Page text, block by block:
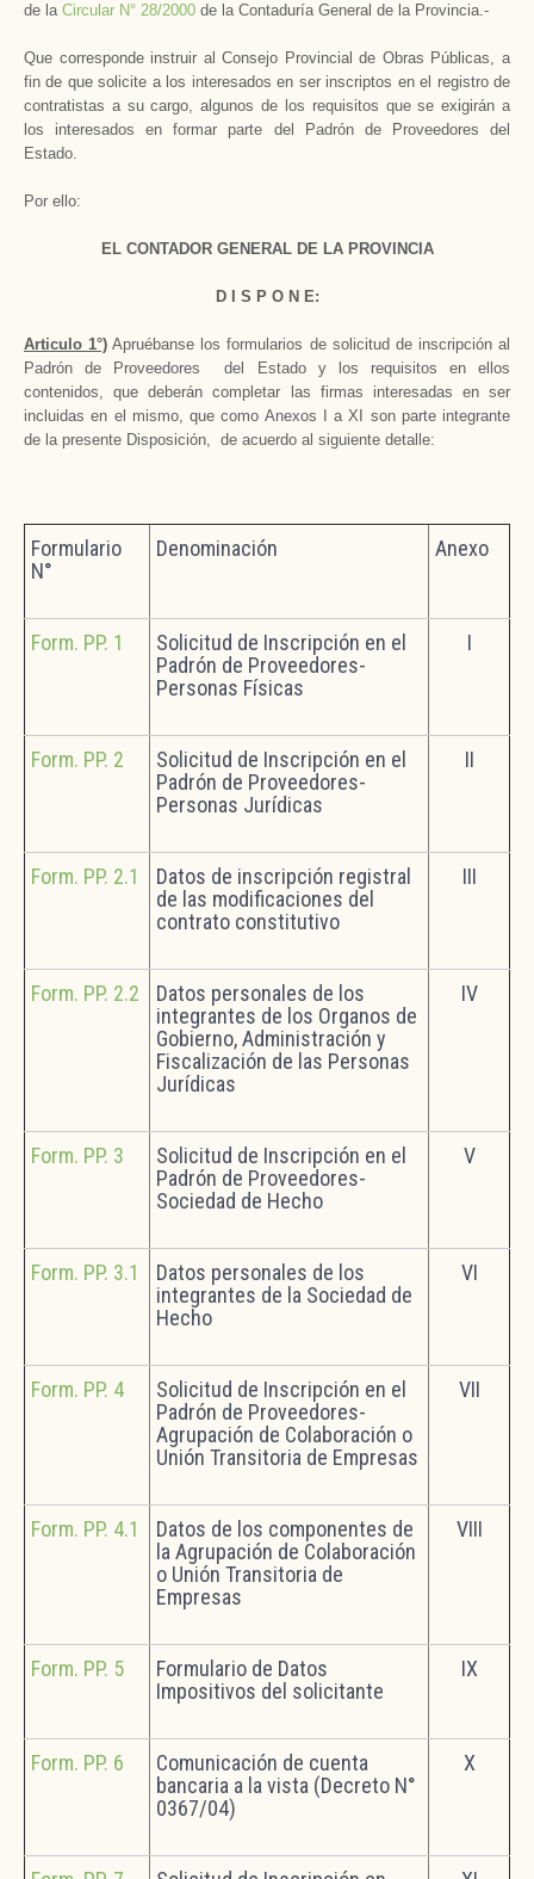
de la Circular N° 28/2000 de la Contaduría General de la Provincia.-
Que corresponde instruir al Consejo Provincial de Obras Públicas, a
fin de que solicite a los interesados en ser inscriptos en el registro de
contratistas a su cargo, algunos de los requisitos que se exigirán a
los interesados en formar parte del Padrón de Proveedores del
Estado.
Por ello:
EL CONTADOR GENERAL DE LA PROVINCIA
D I S P O N E:
Articulo 1°) Apruébanse los formularios de solicitud de inscripción al
Padrón de Proveedores del Estado y los requisitos en ellos
contenidos, que deberán completar las firmas interesadas en ser
incluidas en el mismo, que como Anexos I a XI son parte integrante
de la presente Disposición, de acuerdo al siguiente detalle:
Formulario
N°
Denominación Anexo
Form. PP. 1
Solicitud de Inscripción en el
Padrón de Proveedores-
Personas Físicas
I
Form. PP. 2
Solicitud de Inscripción en el
Padrón de Proveedores-
Personas Jurídicas
II
Form. PP. 2.1
Datos de inscripción registral
de las modificaciones del
contrato constitutivo
III
Form. PP. 2.2
Datos personales de los
integrantes de los Organos de
Gobierno, Administración y
Fiscalización de las Personas
Jurídicas
IV
Form. PP. 3
Solicitud de Inscripción en el
Padrón de Proveedores-
Sociedad de Hecho
V
Form. PP. 3.1
Datos personales de los
integrantes de la Sociedad de
Hecho
VI
Form. PP. 4
Solicitud de Inscripción en el
Padrón de Proveedores-
Agrupación de Colaboración o
Unión Transitoria de Empresas
VII
Form. PP. 4.1
Datos de los componentes de
la Agrupación de Colaboración
o Unión Transitoria de
Empresas
VIII
Form. PP. 5
Formulario de Datos
Impositivos del solicitante
IX
Form. PP. 6
Comunicación de cuenta
bancaria a la vista (Decreto N°
0367/04)
X